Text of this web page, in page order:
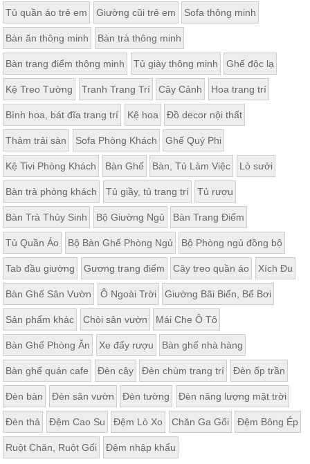
Tủ quần áo trẻ em Giường cũi trẻ em Sofa thông minh
Bàn ăn thông minh Bàn trà thông minh
Bàn trang điểm thông minh Tủ giày thông minh Ghế độc lạ
Kệ Treo Tường Tranh Trang Trí Cây Cảnh Hoa trang trí
Bình hoa, bát đĩa trang trí Kệ hoa Đồ decor nội thất
Thảm trải sàn Sofa Phòng Khách Ghế Quý Phi
Kệ Tivi Phòng Khách Bàn Ghế Bàn, Tủ Làm Việc Lò sưởi
Bàn trà phòng khách Tủ giầy, tủ trang trí Tủ rượu
Bàn Trà Thủy Sinh Bộ Giường Ngủ Bàn Trang Điểm
Tủ Quần Áo Bộ Bàn Ghế Phòng Ngủ Bộ Phòng ngủ đồng bộ
Tab đầu giường Gương trang điểm Cây treo quần áo Xích Đu
Bàn Ghế Sân Vườn Ô Ngoài Trời Giường Bãi Biển, Bể Bơi
Sản phẩm khác Chòi sân vườn Mái Che Ô Tô
Bàn Ghế Phòng Ăn Xe đẩy rượu Bàn ghế nhà hàng
Bàn ghế quán cafe Đèn cây Đèn chùm trang trí Đèn ốp trần
Đèn bàn Đèn sân vườn Đèn tường Đèn năng lượng mặt trời
Đèn thả Đệm Cao Su Đệm Lò Xo Chăn Ga Gối Đệm Bông Ép
Ruột Chăn, Ruột Gối Đệm nhập khẩu